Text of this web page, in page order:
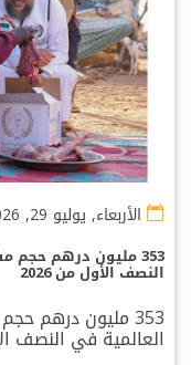
الأربعاء, يوليو 29, 2026
353 مليون درهم حجم
النصف الأول من 2026
353 مليون درهم
العالمية في النصف